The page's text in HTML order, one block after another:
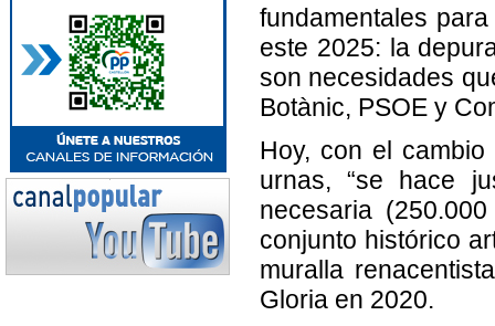
fundamentales
este 2025: la
son necesidades
Botànic, PSOE y
Hoy, con el
urnas, “se hace
necesaria
conjunto histórico
muralla
Gloria en 2020.